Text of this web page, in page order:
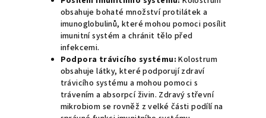
obsahuje bohaté množství protilátek a
imunoglobulinů, které mohou pomoci posílit
imunitní systém a chránit tělo před
infekcemi.
Podpora trávicího systému: Kolostrum
obsahuje látky, které podporují zdraví
trávicího systému a mohou pomoci s
trávením a absorpcí živin. Zdravý střevní
mikrobiom se rovněž z velké části podílí na